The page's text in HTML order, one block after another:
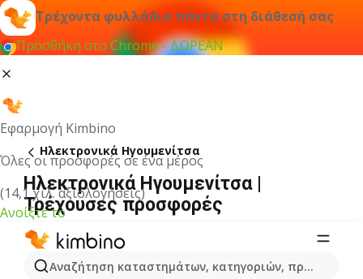
Τρέχοντα φυλλάδια πάντα στη διάθεσή σας
Προσθήκη στο Chrome - ΔΩΡΕΑΝ
Εφαρμογή Kimbino
Όλες οι προσφορές σε ένα μέρος
(14,1 χιλ. αξιολογήσεις)
Ανοίξτε το
Αναζήτηση καταστημάτων, κατηγοριών, προϊόντων...
Hλεκτρονικά Ηγουμενίτσα
Hλεκτρονικά Ηγουμενίτσα |
Τρέχουσες προσφορές